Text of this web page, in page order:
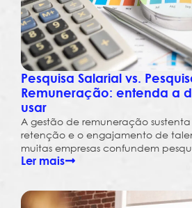
Pesquisa Salarial vs.
Remuneração: entenda a
usar
A gestão de remuneração
retenção e o engajamento de
muitas empresas confundem
Ler mais